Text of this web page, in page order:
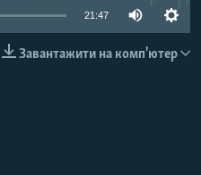
21:47
Завантажити на комп'ютер